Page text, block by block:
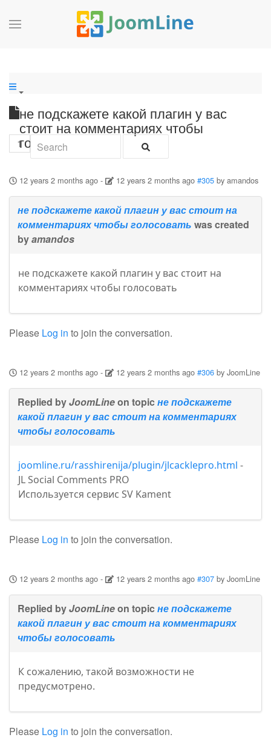
не подскажете какой плагин у вас
стоит на комментариях чтобы
голосовать
1
12 years 2 months ago- 12 years 2 months ago #305 byamandos
не подскажете какой плагин у вас стоит на
комментариях чтобы голосовать was created
byamandos
не подскажете какой плагин у вас стоит на
комментариях чтобы голосовать
Please Log in to join the conversation.
12 years 2 months ago- 12 years 2 months ago #306 byJoomLine
Replied byJoomLineon topic не подскажете
какой плагин у вас стоит на комментариях
чтобы голосовать
joomline.ru/rasshirenija/plugin/jlcacklepro.html -
JL Social Comments PRO
Используется сервис SV Kament
Please Log in to join the conversation.
12 years 2 months ago- 12 years 2 months ago #307 byJoomLine
Replied byJoomLineon topic не подскажете
какой плагин у вас стоит на комментариях
чтобы голосовать
К сожалению, такой возможности не
предусмотрено.
Please Log in to join the conversation.